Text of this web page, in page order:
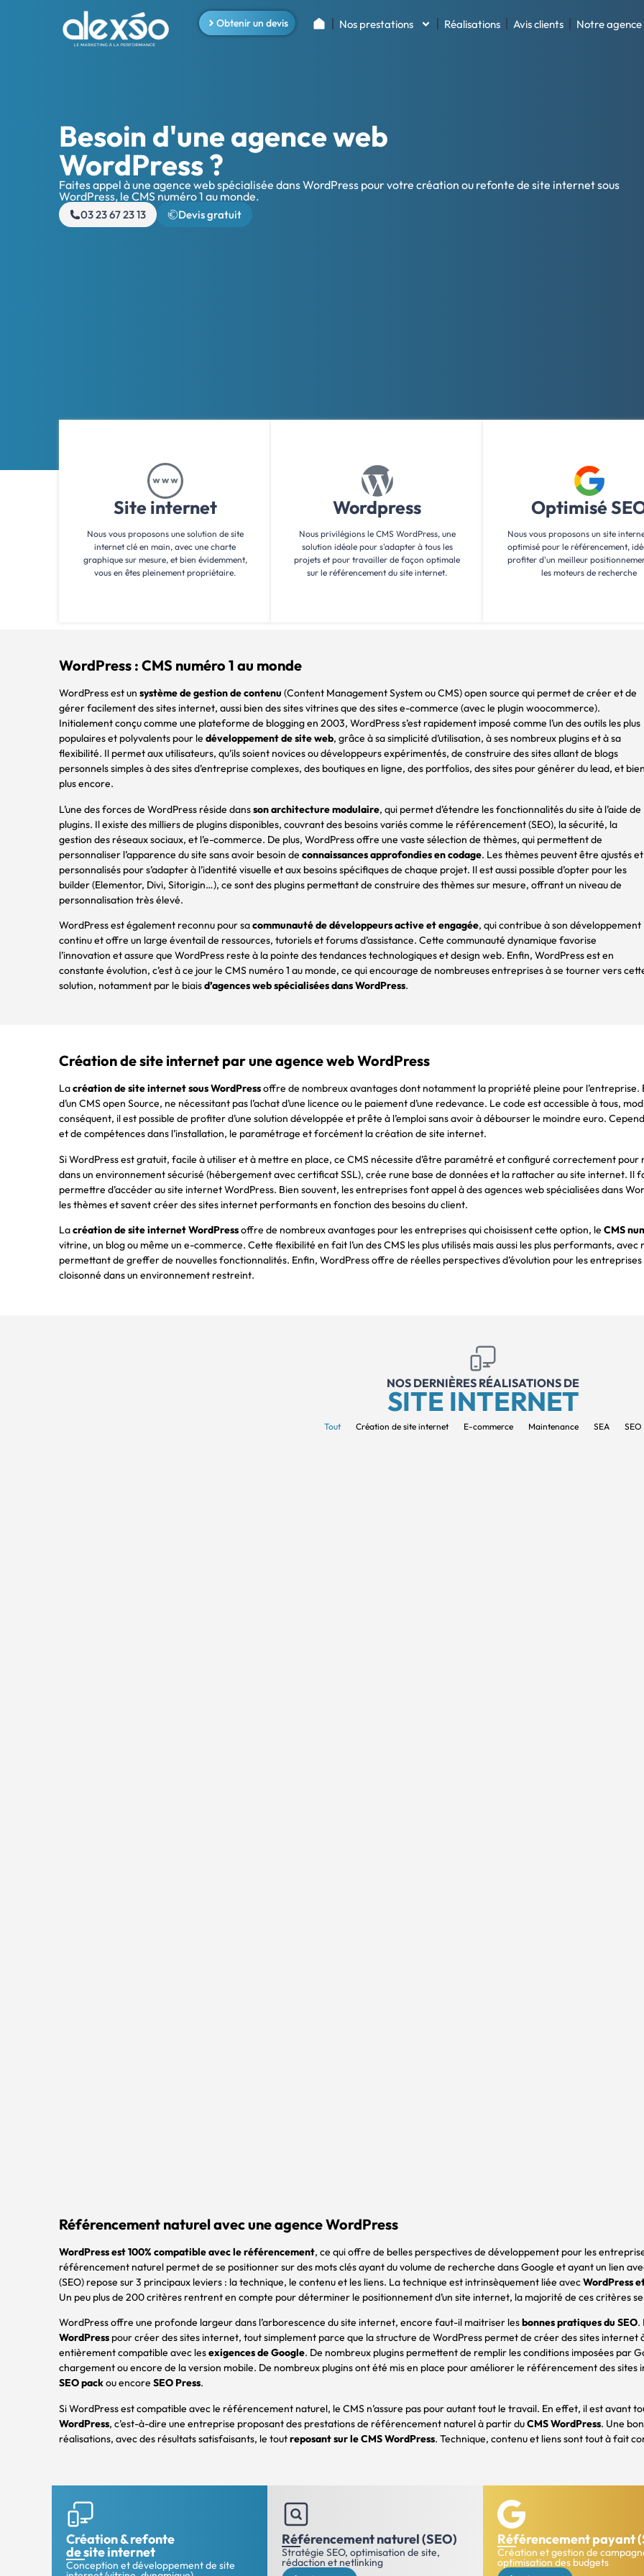
Obtenir un devis Nos prestations Réalisations Avis clients Notre agence
Besoin d'une agence web
WordPress ?
Faites appel à une agence web spécialisée dans WordPress pour votre création ou refonte de site internet sous
WordPress, le CMS numéro 1 au monde.
03 23 67 23 13 Devis gratuit
Site internet
Nous vous proposons une solution de site
internet clé en main, avec une charte
graphique sur mesure, et bien évidemment,
vous en êtes pleinement propriétaire.
Wordpress
Nous privilégions le CMS WordPress, une
solution idéale pour s'adapter à tous les
projets et pour travailler de façon optimale
sur le référencement du site internet.
Optimisé
Nous vous proposons un site
optimisé pour le référencement,
profiter d'un meilleur
les moteurs de recherche
WordPress : CMS numéro 1 au monde
WordPress est un système de gestion de contenu (Content Management System ou CMS) open source qui permet de créer et de
gérer facilement des sites internet, aussi bien des sites vitrines que des sites e-commerce (avec le plugin woocommerce).
Initialement conçu comme une plateforme de blogging en 2003, WordPress s’est rapidement imposé comme l’un des outils les plus
populaires et polyvalents pour le développement de site web, grâce à sa simplicité d’utilisation, à ses nombreux plugins et à sa
flexibilité. Il permet aux utilisateurs, qu’ils soient novices ou développeurs expérimentés, de construire des sites allant de blogs
personnels simples à des sites d’entreprise complexes, des boutiques en ligne, des portfolios, des sites pour générer du lead, et
plus encore.
L’une des forces de WordPress réside dansson architecture modulaire, qui permet d’étendre les fonctionnalités du site à l’aide de
plugins. Il existe des milliers de plugins disponibles, couvrant des besoins variés comme le référencement (SEO), la sécurité, la
gestion des réseaux sociaux, et l’e-commerce. De plus, WordPress offre une vaste sélection de thèmes, qui permettent de
personnaliser l’apparence du site sans avoir besoin de connaissances approfondies en codage. Les thèmes peuvent être ajustés et
personnalisés pour s’adapter à l’identité visuelle et aux besoins spécifiques de chaque projet. Il est aussi possible d’opter pour les
builder (Elementor, Divi, Sitorigin…), ce sont des plugins permettant de construire des thèmes sur mesure, offrant un niveau de
personnalisation très élevé.
WordPress est également reconnu pour sacommunauté de développeurs active et engagée, qui contribue à son développement
continu et offre un large éventail de ressources, tutoriels et forums d’assistance. Cette communauté dynamique favorise
l’innovation et assure que WordPress reste à la pointe des tendances technologiques et design web. Enfin, WordPress est en
constante évolution, c’est à ce jour le CMS numéro 1 au monde, ce qui encourage de nombreuses entreprises à se tourner vers
solution, notamment par le biaisd’agences web spécialisées dans WordPress.
Création de site internet par une agence web WordPress
Lacréation de site internet sous WordPressoffre de nombreux avantages dont notamment la propriété pleine pour
d’un CMS open Source, ne nécessitant pas l’achat d’une licence ou le paiement d’une redevance. Le code est accessible à tous,
conséquent, il est possible de profiter d’une solution développée et prête à l’emploi sans avoir à débourser le moindre euro.
et de compétences dans l’installation, le paramétrage et forcément la création de site internet.
Si WordPress est gratuit, facile à utiliser et à mettre en place, ce CMS nécessite d’être paramétré et configuré correctement
dans un environnement sécurisé (hébergement avec certificat SSL), crée rune base de données et la rattacher au site internet. Il
permettre d’accéder au site internet WordPress. Bien souvent, les entreprises font appel à des agences web spécialisées dans
les thèmes et savent créer des sites internet performants en fonction des besoins du client.
Lacréation de site internet WordPressoffre de nombreux avantages pour les entreprises qui choisissent cette option, le CMS
vitrine, un blog ou même un e-commerce. Cette flexibilité en fait l’un des CMS les plus utilisés mais aussi les plus performants,
permettant de greffer de nouvelles fonctionnalités. Enfin, WordPress offre de réelles perspectives d’évolution pour les
cloisonné dans un environnement restreint.
NOS DERNIÈRES RÉALISATIONS DE
SITE INTERNET
Tout Création de site internet E-commerce Maintenance SEA SEO
Référencement naturel avec une agence WordPress
WordPress est 100% compatible avec le référencement, ce qui offre de belles perspectives de développement pour les
référencement naturel permet de se positionner sur des mots clés ayant du volume de recherche dans Google et ayant un lien
(SEO) repose sur 3 principaux leviers : la technique, le contenu et les liens. La technique est intrinsèquement liée avecWordPress
Un peu plus de 200 critères rentrent en compte pour déterminer le positionnement d’un site internet, la majorité de ces critères
WordPress offre une profonde largeur dans l’arborescence du site internet, encore faut-il maitriser lesbonnes pratiques du SEO.
WordPress pour créer des sites internet, tout simplement parce que la structure de WordPress permet de créer des sites
entièrement compatible avec lesexigences de Google. De nombreux plugins permettent de remplir les conditions imposées par
chargement ou encore de la version mobile. De nombreux plugins ont été mis en place pour améliorer le référencement des
SEO packou encore SEO Press.
Si WordPress est compatible avec le référencement naturel, le CMS n’assure pas pour autant tout le travail. En effet, il est avant
WordPress, c’est-à-dire une entreprise proposant des prestations de référencement naturel à partir duCMS WordPress. Une
réalisations, avec des résultats satisfaisants, le toutreposant sur le CMS WordPress. Technique, contenu et liens sont tout à fait
Création & refonte
de site internet
Conception et développement de site
Référencement naturel (SEO)
Stratégie SEO, optimisation de site,
rédaction et netlinking
Référencement payant
Création et gestion de
optimisation des budgets